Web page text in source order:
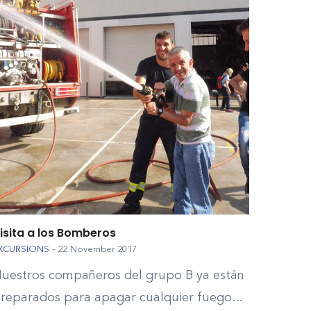
a los Bomberos
- 22 November 2017
compañeros del grupo B ya están
para apagar cualquier fuego...